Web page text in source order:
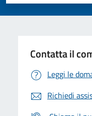
Contatta il
Leggi le
Richiedi